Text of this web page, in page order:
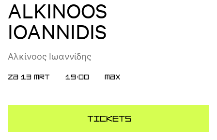
ALKINOOS
IOANNIDIS
Αλκίνοος Ιωαννίδης
ZA 13 MRT 19:00 MAX
Tickets